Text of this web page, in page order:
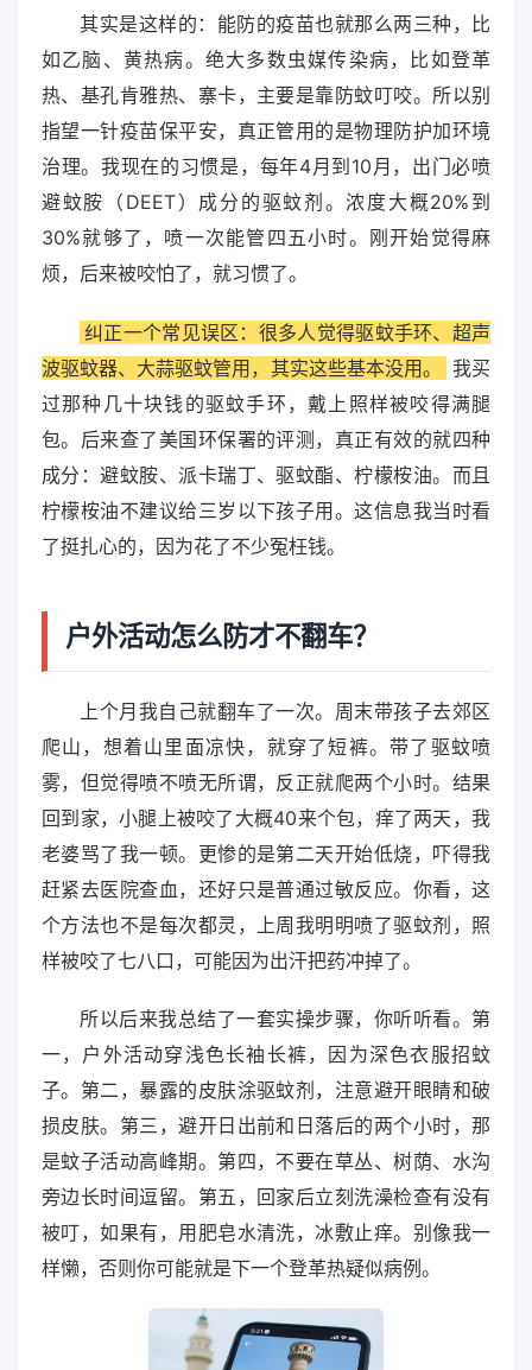
其实是这样的：能防的疫苗也就那么两三种，比
如乙脑、黄热病。绝大多数虫媒传染病，比如登革
热、基孔肯雅热、寨卡，主要是靠防蚊叮咬。所以别
指望一针疫苗保平安，真正管用的是物理防护加环境
治理。我现在的习惯是，每年4月到10月，出门必喷
避蚊胺（DEET）成分的驱蚊剂。浓度大概20%到
30%就够了，喷一次能管四五小时。刚开始觉得麻
烦，后来被咬怕了，就习惯了。
纠正一个常见误区：很多人觉得驱蚊手环、超声
波驱蚊器、大蒜驱蚊管用，其实这些基本没用。
我买
过那种几十块钱的驱蚊手环，戴上照样被咬得满腿
包。后来查了美国环保署的评测，真正有效的就四种
成分：避蚊胺、派卡瑞丁、驱蚊酯、柠檬桉油。而且
柠檬桉油不建议给三岁以下孩子用。这信息我当时看
了挺扎心的，因为花了不少冤枉钱。
户外活动怎么防才不翻车？
上个月我自己就翻车了一次。周末带孩子去郊区
爬山，想着山里面凉快，就穿了短裤。带了驱蚊喷
雾，但觉得喷不喷无所谓，反正就爬两个小时。结果
回到家，小腿上被咬了大概40来个包，痒了两天，我
老婆骂了我一顿。更惨的是第二天开始低烧，吓得我
赶紧去医院查血，还好只是普通过敏反应。你看，这
个方法也不是每次都灵，上周我明明喷了驱蚊剂，照
样被咬了七八口，可能因为出汗把药冲掉了。
所以后来我总结了一套实操步骤，你听听看。第
一，户外活动穿浅色长袖长裤，因为深色衣服招蚊
子。第二，暴露的皮肤涂驱蚊剂，注意避开眼睛和破
损皮肤。第三，避开日出前和日落后的两个小时，那
是蚊子活动高峰期。第四，不要在草丛、树荫、水沟
旁边长时间逗留。第五，回家后立刻洗澡检查有没有
被叮，如果有，用肥皂水清洗，冰敷止痒。别像我一
样懒，否则你可能就是下一个登革热疑似病例。